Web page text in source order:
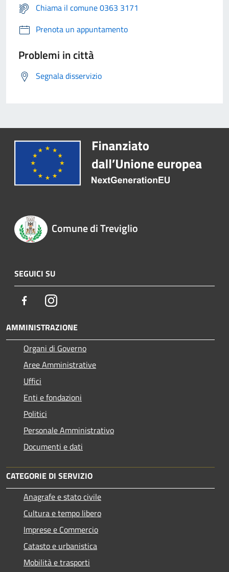
Chiama il comune 0363 3171
Prenota un appuntamento
Problemi in città
Segnala disservizio
Comune di Treviglio
SEGUICI SU
FacebookInstagram
AMMINISTRAZIONE
Organi di Governo
Aree Amministrative
Uffici
Enti e fondazioni
Politici
Personale Amministrativo
Documenti e dati
CATEGORIE DI SERVIZIO
Anagrafe e stato civile
Cultura e tempo libero
Imprese e Commercio
Catasto e urbanistica
Mobilità e trasporti